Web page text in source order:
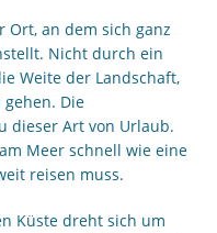
Ort, an dem sich ganz
Nicht durch ein
Weite der Landschaft,
Die
dieser Art von Urlaub.
Meer schnell wie eine
reisen muss.
Küste dreht sich um